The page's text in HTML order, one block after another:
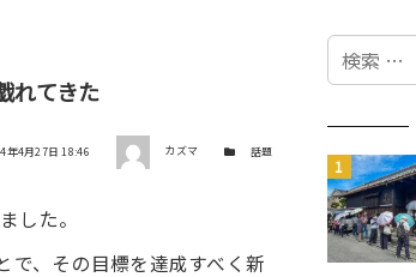
れてきた
日年4月27日 18:46 著者 カズマ カテゴリー
話題
した。
で、その目標を達成すべく新
検